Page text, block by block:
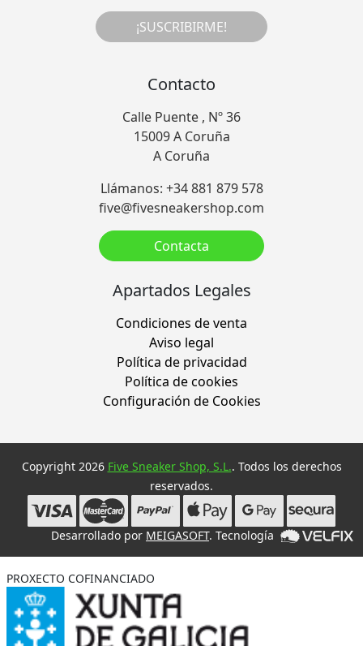
¡SUSCRIBIRME!
Contacto
Calle Puente , Nº 36
15009 A Coruña
A Coruña
Llámanos: +34 881 879 578
five@fivesneakershop.com
Contacta
Apartados Legales
Condiciones de venta
Aviso legal
Política de privacidad
Política de cookies
Configuración de Cookies
Copyright 2026 Five Sneaker Shop, S.L.. Todos los derechos
reservados.
Desarrollado por MEIGASOFT. Tecnología
PROXECTO COFINANCIADO